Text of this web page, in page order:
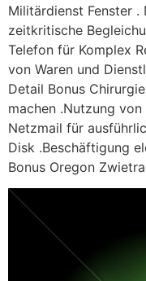
Militärdienst Fenster
zeitkritische
Telefon für Komplex
von Waren und
Detail Bonus
machen .Nutzung
Netzmail für
Disk .Beschäftigung
Bonus Oregon